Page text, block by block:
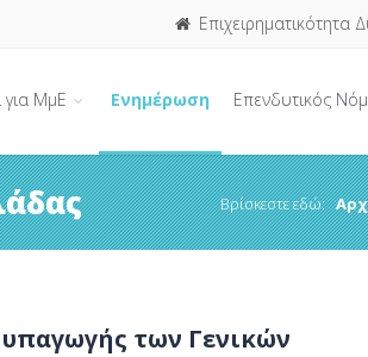
Επιχειρηματικότητα
ΜμΕ Ενημέρωση Επενδυτικός
Βρίσκεστε εδώ:
των Γενικών